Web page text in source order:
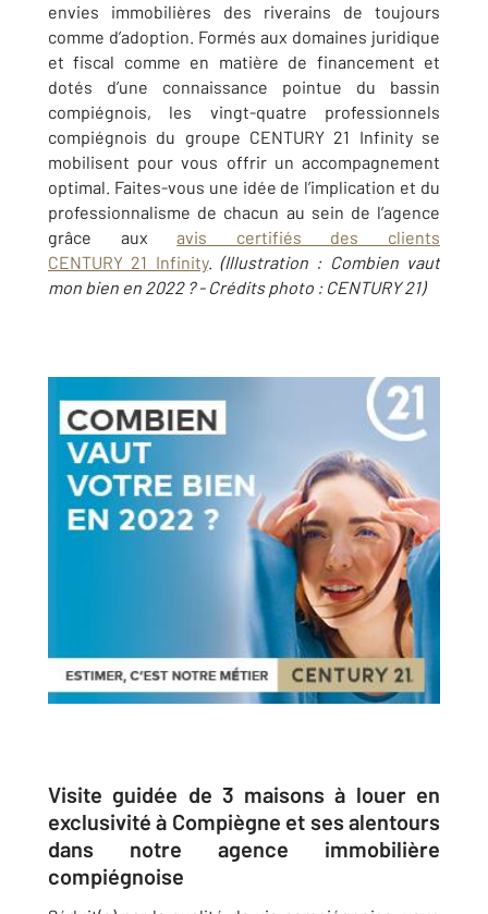
envies immobilières des riverains de toujours
comme d’adoption. Formés aux domaines juridique
et fiscal comme en matière de financement et
dotés d’une connaissance pointue du bassin
compiégnois, les vingt-quatre professionnels
compiégnois du groupe CENTURY 21 Infinity se
mobilisent pour vous offrir un accompagnement
optimal. Faites-vous une idée de l’implication et du
professionnalisme de chacun au sein de l’agence
grâce auxavis certifiés des clients
CENTURY 21 Infinity.(Illustration : Combien vaut
mon bien en 2022 ? - Crédits photo : CENTURY 21)
Visite guidée de 3 maisons à louer en
exclusivité à Compiègne et ses alentours
dans notre agence immobilière
compiégnoise